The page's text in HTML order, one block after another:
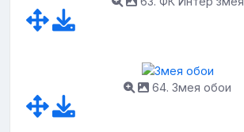
64. Змея обои